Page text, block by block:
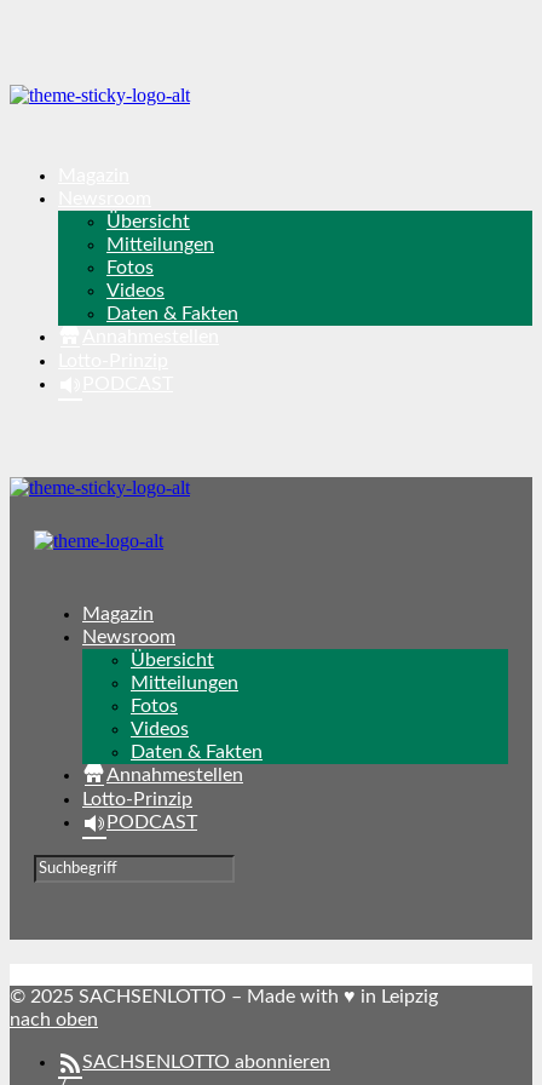
Übersicht
Mitteilungen
Fotos
Videos
Daten & Fakten
Magazin
Newsroom
Übersicht
Mitteilungen
Fotos
Videos
Daten & Fakten
Annahmestellen
Lotto-Prinzip
PODCAST
© 2025 SACHSENLOTTO – Made with ♥ in Leipzig
nach oben
SACHSENLOTTO abonnieren